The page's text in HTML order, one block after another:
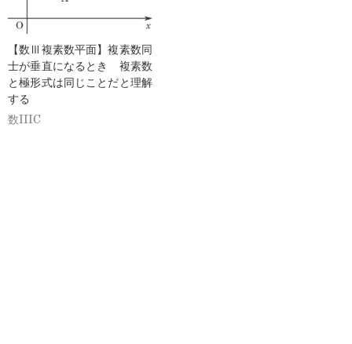
【数Ⅲ複素数平面】複素数同
士が垂直になるとき 複素数
と極形式は同じことだと理解
する
数IIIC